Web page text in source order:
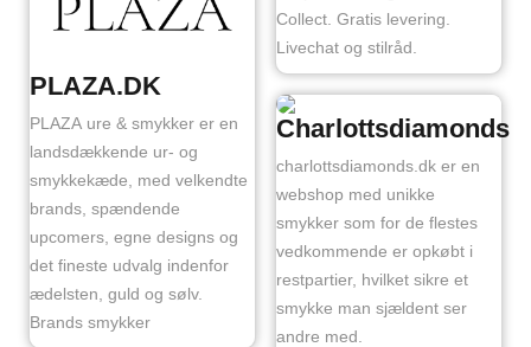
PLAZA.DK
PLAZA ure & smykker er en
landsdækkende ur- og
smykkekæde, med velkendte
brands, spændende
upcomers, egne designs og
det fineste udvalg indenfor
ædelsten, guld og sølv.
Brands smykker
Collect. Gratis levering.
Livechat og stilråd.
Charlottsdiamonds
charlottsdiamonds.dk er en
webshop med unikke
smykker som for de flestes
vedkommende er opkøbt i
restpartier, hvilket sikre et
smykke man sjældent ser
andre med.